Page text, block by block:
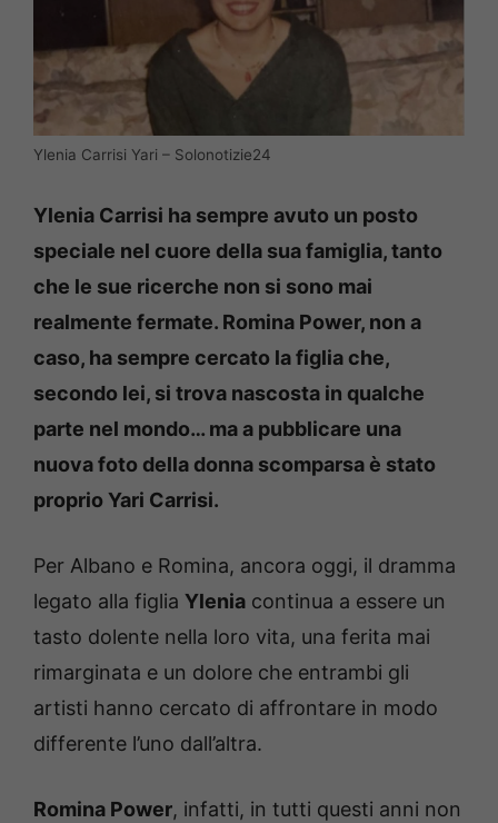
Ylenia Carrisi Yari – Solonotizie24
Ylenia Carrisi ha sempre avuto un posto
speciale nel cuore della sua famiglia, tanto
che le sue ricerche non si sono mai
realmente fermate. Romina Power, non a
caso, ha sempre cercato la figlia che,
secondo lei, si trova nascosta in qualche
parte nel mondo… ma a pubblicare una
nuova foto della donna scomparsa è stato
proprio Yari Carrisi.
Per Albano e Romina, ancora oggi, il dramma
legato alla figlia Ylenia continua a essere un
tasto dolente nella loro vita, una ferita mai
rimarginata e un dolore che entrambi gli
artisti hanno cercato di affrontare in modo
differente l’uno dall’altra.
Romina Power, infatti, in tutti questi anni non